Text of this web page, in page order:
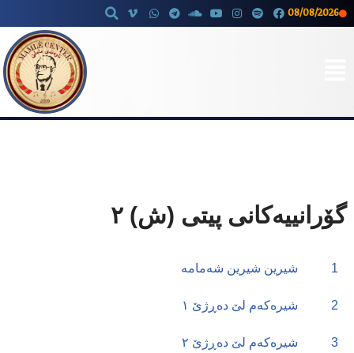
08/08/2026
گۆرانییەکانی پیتی (ش) ٢
1 شیرین شیرین شەمامە
2 شیرەکەم لێ دەڕژێ ١
3 شیرەکەم لێ دەڕژێ ٢